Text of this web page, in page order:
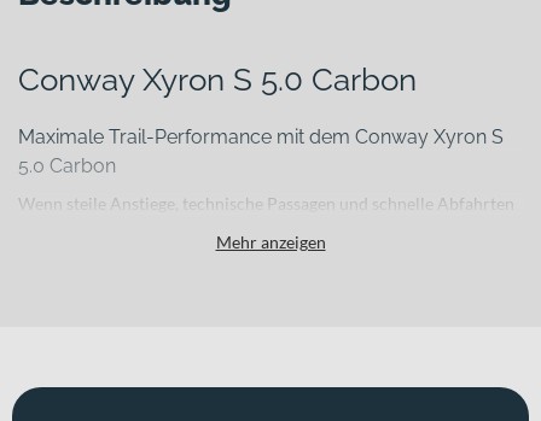
Conway Xyron S 5.0 Carbon
Maximale Trail-Performance mit dem Conway Xyron S
5.0 Carbon
Wenn steile Anstiege, technische Passagen und schnelle Abfahrten
Mountainbike, das Leistung, Kontrolle und Effizienz konsequent
Mehr anzeigen